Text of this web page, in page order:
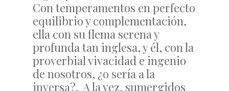
Con temperamentos en perfecto
equilibrio y complementación,
ella con su flema serena y
profunda tan inglesa, y él, con la
proverbial vivacidad e ingenio
de nosotros, ¿o sería a la
inversa?. A la vez, sumergidos